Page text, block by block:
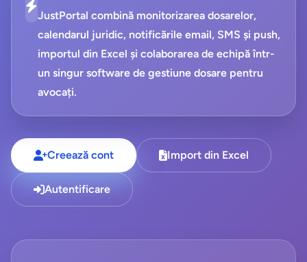
JustPortal combină monitorizarea dosarelor,
calendarul juridic, notificările email, SMS și push,
importul din Excel și colaborarea de echipă într-
un singur software de gestiune dosare pentru
avocați.
Creează cont Import din Excel
Autentificare